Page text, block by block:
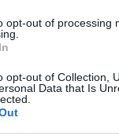
opt-out of processing
opt-out of Collection,
Data that Is